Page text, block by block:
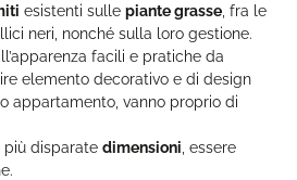
esistenti sulle piante grasse , fra le
neri, nonché sulla loro gestione.
facili e pratiche da
elemento decorativo e di design
appartamento, vanno proprio di
più disparate dimensioni , essere